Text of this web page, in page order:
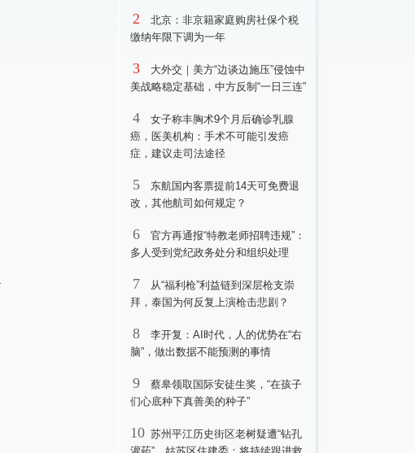
2
北京：非京籍家庭购房社保个税
缴纳年限下调为一年
3
大外交｜美方“边谈边施压”侵蚀中
美战略稳定基础，中方反制“一日三连”
4
女子称丰胸术9个月后确诊乳腺
癌，医美机构：手术不可能引发癌
症，建议走司法途径
5
东航国内客票提前14天可免费退
改，其他航司如何规定？
6
官方再通报“特教老师招聘违规”：
多人受到党纪政务处分和组织处理
7
从“福利枪”利益链到深层枪支崇
拜，泰国为何反复上演枪击悲剧？
8
李开复：AI时代，人的优势在“右
脑”，做出数据不能预测的事情
9
蔡皋领取国际安徒生奖，“在孩子
们心底种下真善美的种子”
10 苏州平江历史街区老树疑遭“钻孔